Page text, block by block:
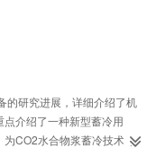
的研究进展，详细介绍了机
介绍了一种新型蓄冷用
CO2水合物浆蓄冷技术尽
置、多种促进技术和蓄冷